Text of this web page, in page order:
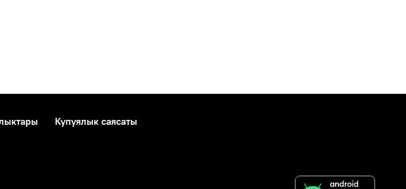
Купуялык саясаты